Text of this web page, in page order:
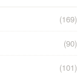
(169)
(90)
(101)